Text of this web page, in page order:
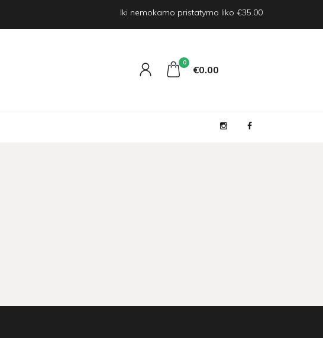
Iki nemokamo pristatymo liko €35.00
0
€0 00